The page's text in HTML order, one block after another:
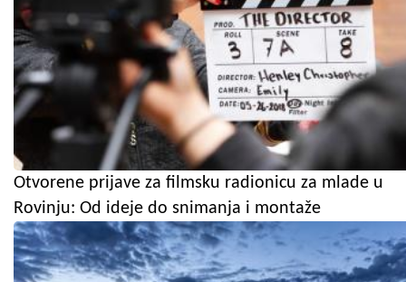
Otvorene prijave za filmsku radionicu za mlade u
Rovinju: Od ideje do snimanja i montaže